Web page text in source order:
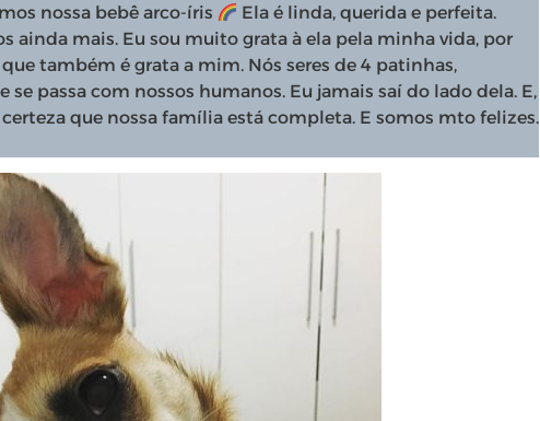
nossa bebê arco-íris
Ela é linda, querida e perfeita.
ainda mais. Eu sou muito grata à ela pela minha vida, por
também é grata a mim. Nós seres de 4 patinhas,
passa com nossos humanos. Eu jamais saí do lado dela. E,
que nossa família está completa. E somos mto felizes.